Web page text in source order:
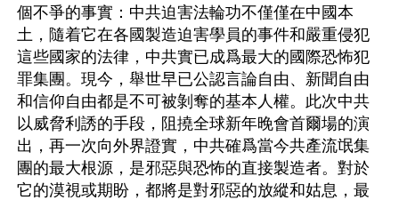
個不爭的事實：中共迫害法輪功不僅僅在中國本
土，隨着它在各國製造迫害學員的事件和嚴重侵犯
這些國家的法律，中共實已成爲最大的國際恐怖犯
罪集團。現今，舉世早已公認言論自由、新聞自由
和信仰自由都是不可被剝奪的基本人權。此次中共
以威脅利誘的手段，阻撓全球新年晚會首爾場的演
出，再一次向外界證實，中共確爲當今共產流氓集
團的最大根源，是邪惡與恐怖的直接製造者。對於
它的漠視或期盼，都將是對邪惡的放縱和姑息，最